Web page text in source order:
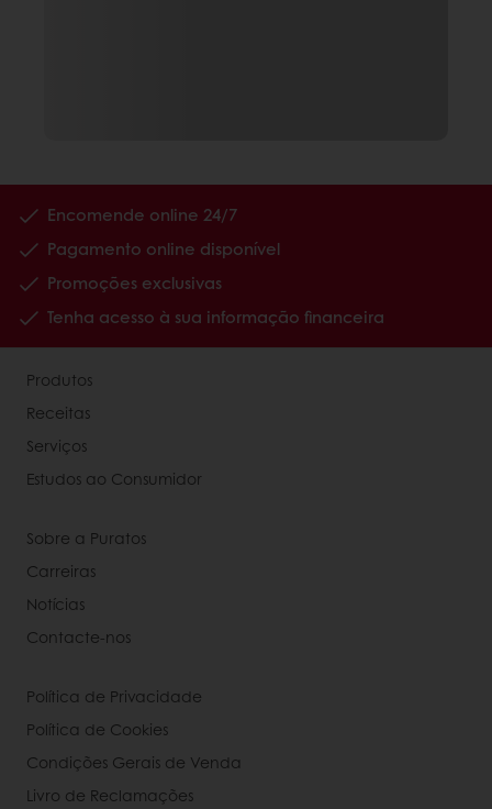
Encomende online 24/7
Pagamento online disponível
Promoções exclusivas
Tenha acesso à sua informação financeira
Produtos
Receitas
Serviços
Estudos ao Consumidor
Sobre a Puratos
Carreiras
Notícias
Contacte-nos
Política de Privacidade
Política de Cookies
Condições Gerais de Venda
Livro de Reclamações